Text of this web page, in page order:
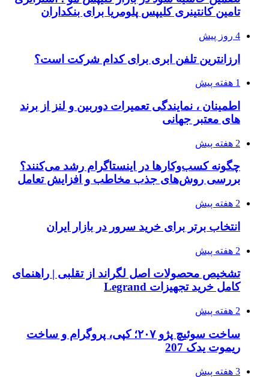
تامین کانتینری کلیپس پلومریا برای بنکداران
4 روز پیش
ارزانترین تلفن ابری برای کدام شرکت است؟
1 هفته پیش
اطمینان ، نمایندگی تعمیرات دوربین و لنز از برند
های معتبر جهانی
2 هفته پیش
چگونه کسب‌وکارها در اینستاگرام رشد می‌کنند؟
بررسی روش‌های جذب مخاطب و افزایش تعامل
2 هفته پیش
انتخاب برتر برای خرید سرور در بازار ایران
2 هفته پیش
تشخیص محصولات اصل لگراند از تقلبی | راهنمای
کامل خرید تجهیزات Legrand
2 هفته پیش
ساخت سوئیچ پژو ۲۰۷؛ کپی، پروگرام و ساخت
ریموت یدک 207
3 هفته پیش